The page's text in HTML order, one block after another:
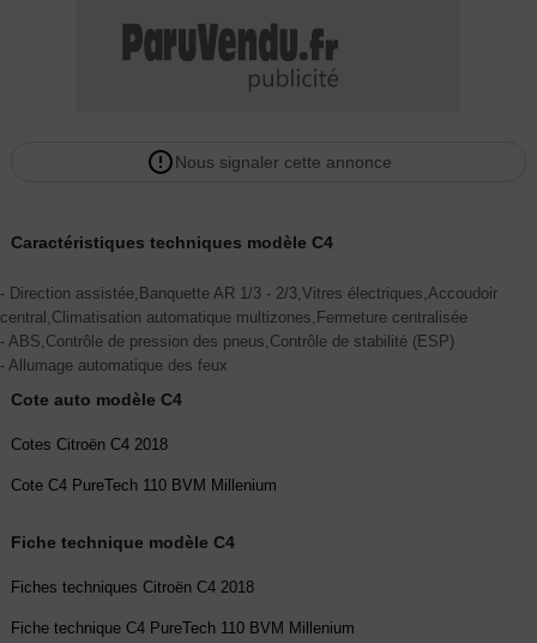
Nous signaler cette annonce
Caractéristiques techniques modèle C4
- Direction assistée,Banquette AR 1/3 - 2/3,Vitres électriques,Accoudoir
central,Climatisation automatique multizones,Fermeture centralisée
- ABS,Contrôle de pression des pneus,Contrôle de stabilité (ESP)
- Allumage automatique des feux
Cote auto modèle C4
Cotes Citroën C4 2018
Cote C4 PureTech 110 BVM Millenium
Fiche technique modèle C4
Fiches techniques Citroën C4 2018
Fiche technique C4 PureTech 110 BVM Millenium